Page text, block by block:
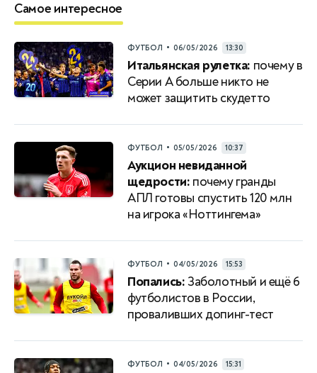
Самое интересное
ФУТБОЛ • 06/05/2026 13:30
Итальянская рулетка: почему в
Серии A больше никто не
может защитить скудетто
ФУТБОЛ • 05/05/2026 10:37
Аукцион невиданной
щедрости: почему гранды
АПЛ готовы спустить 120 млн
на игрока «Ноттингема»
ФУТБОЛ • 04/05/2026 15:53
Попались:Заболотный и ещё 6
футболистов в России,
проваливших допинг-тест
ФУТБОЛ • 04/05/2026 15:31